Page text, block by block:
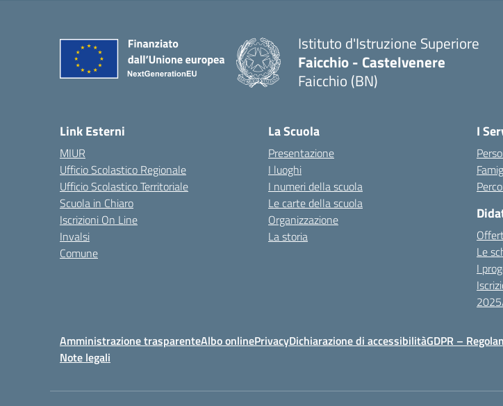
Istituto d'Istruzione Superiore
Faicchio - Castelvenere
Faicchio (BN)
Link Esterni
MIUR
Ufficio Scolastico Regionale
Ufficio Scolastico Territoriale
Scuola in Chiaro
Iscrizioni On Line
Invalsi
Comune
La Scuola
Presentazione
I luoghi
I numeri della scuola
Le carte della scuola
Organizzazione
La storia
I
Le
I
Amministrazione trasparenteAlbo onlinePrivacyDichiarazione di accessibilitàGDPR –
Note legali